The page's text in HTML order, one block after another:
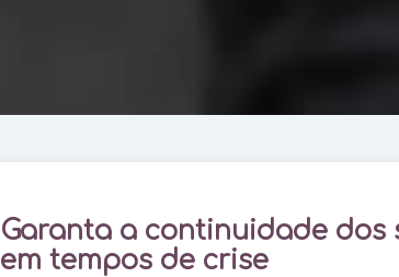
Garanta a continuidade dos
em tempos de crise